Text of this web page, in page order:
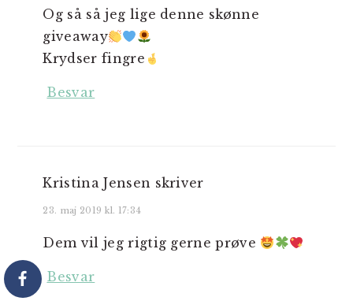
Og så så jeg lige denne skønne
giveaway
Krydser fingre
Besvar
Kristina Jensen skriver
23. maj 2019 kl. 17:34
Dem vil jeg rigtig gerne prøve
Besvar